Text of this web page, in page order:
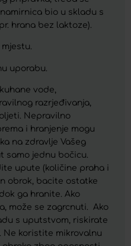
bio u skladu s
hrana bez laktoze).
uporabu.
vode,
razrjeđivanja,
Nepravilno
i hranjenje mogu
na zdravlje Vašeg
samo jednu bočicu.
upute (količine praha i
obrok, bacite ostatke
ga hranite. Ako
može se zagrcnuti. Ako
s uputstvom, riskirate
koristite mikrovalnu